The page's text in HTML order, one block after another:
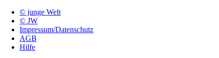
© junge Welt
© JW
Impressum/Datenschutz
AGB
Hilfe